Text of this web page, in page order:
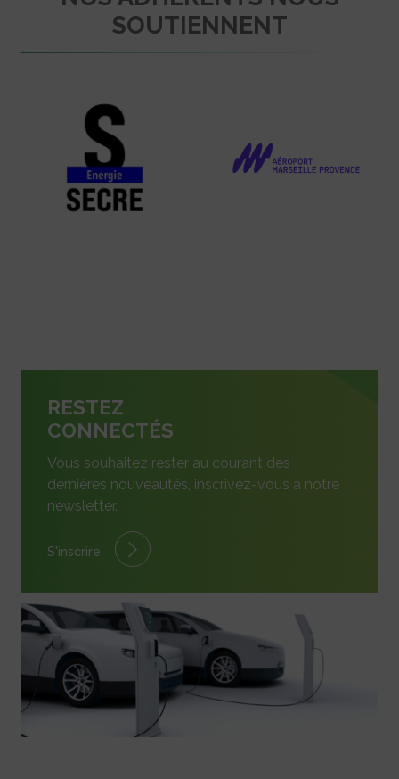
SOUTIENNENT
RESTEZ
CONNECTÉS
Vous souhaitez rester au courant des
dernières nouveautés, inscrivez-vous à notre
newsletter.
S'inscrire